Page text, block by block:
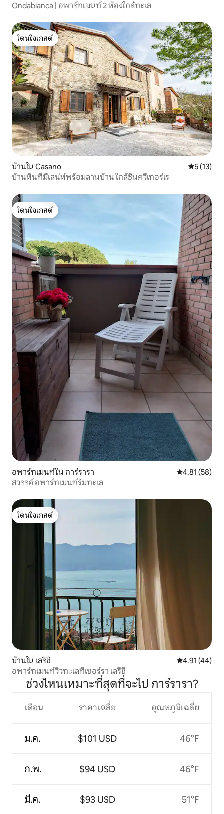
Ondabianca | อพาร์ทเมนท์ 2 ห้องใกล้ทะเล
โดนใจเกสต์
โดนใจเกสต์
บ้านใน Casano คะแนนเฉลี่
5 (13)
บ้านหินที่มีเสน่ห์พร้อมลานบ้าน ใกล้ชินควีเทอร์เร
โดนใจเกสต์
โดนใจเกสต์
อพาร์ทเมนท์ใน การ์รารา คะแนนเฉลี่ย
4.81 (58)
สวรรค์ อพาร์ทเมนท์ริมทะเล
โดนใจเกสต์
โดนใจเกสต์
บ้านใน เลริชิ คะแนนเฉลี่ย
4.91 (44)
อพาร์ทเมนท์วิวทะเลที่เซอร์รา เลรีชี
ช่วงไหนเหมาะที่สุดที่จะไป การ์รารา?
เดือน
ม.ค.
ก.พ.
มี.ค.
ราคาเฉลี่ย
$101 USD
$94 USD
$93 USD
อุณหภูมิเฉลี่ย
46°F
46°F
51°F